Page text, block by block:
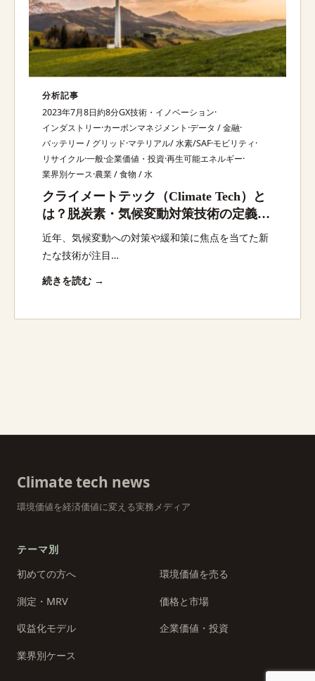
分析記事
2023年7月8日約8分GX技術・イノベーション·
インダストリー·カーボンマネジメント ·データ / 金融·
バッテリー / グリッド·マテリアル/ 水素/SAF·モビリティ·
リサイクル·一般·企業価値・投資·再生可能エネルギー·
業界別ケース·農業 / 食物 / 水
クライメートテック（Climate Tech）と
は？脱炭素・気候変動対策技術の定義・
主要分野・日本企業の最新動向を解説
近年、気候変動への対策や緩和策に焦点を当てた新
たな技術が注目…
続きを読む →
Climate tech news
環境価値を経済価値に変える実務メディア
テーマ別
初めての方へ
環境価値を売る
測定・MRV 価格と市場
収益化モデル 企業価値・投資
業界別ケース